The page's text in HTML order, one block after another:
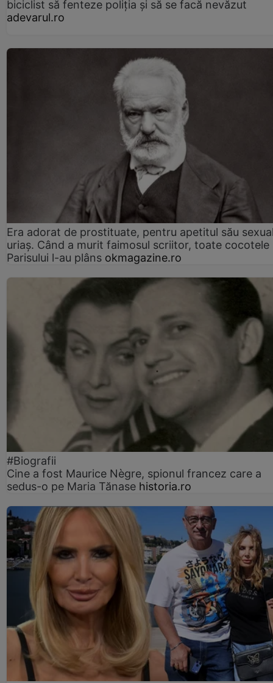
biciclist să fenteze poliția și să se facă nevăzut
adevarul.ro
Era adorat de prostituate, pentru apetitul său
uriaș. Când a murit faimosul scriitor, toate cocotele
Parisului l-au plâns okmagazine.ro
#Biografii
Cine a fost Maurice Nègre, spionul francez care a
sedus-o pe Maria Tănase historia.ro